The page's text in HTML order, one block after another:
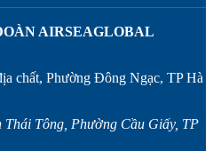
AIRSEAGLOBAL
chất, Phường Đông Ngạc, TP Hà
Thái Tông, Phường Cầu Giấy, TP